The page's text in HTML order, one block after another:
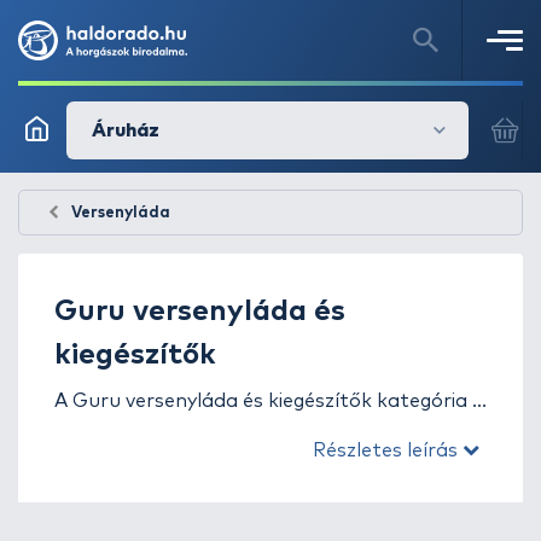
Áruház
Versenyláda
Guru versenyláda és
kiegészítők
A Guru versenyláda és kiegészítők kategória a
precizitás, a kényelem és a tartósság
Részletes leírás